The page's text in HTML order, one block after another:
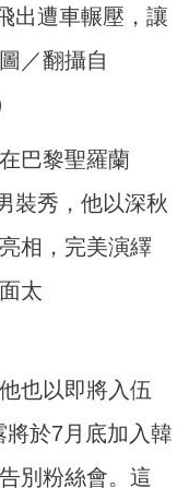
出遭車輾壓，讓
／翻攝自
巴黎聖羅蘭
裝秀，他以深秋
相，完美演繹
太
也以即將入伍
於7月底加入韓
別粉絲會。這